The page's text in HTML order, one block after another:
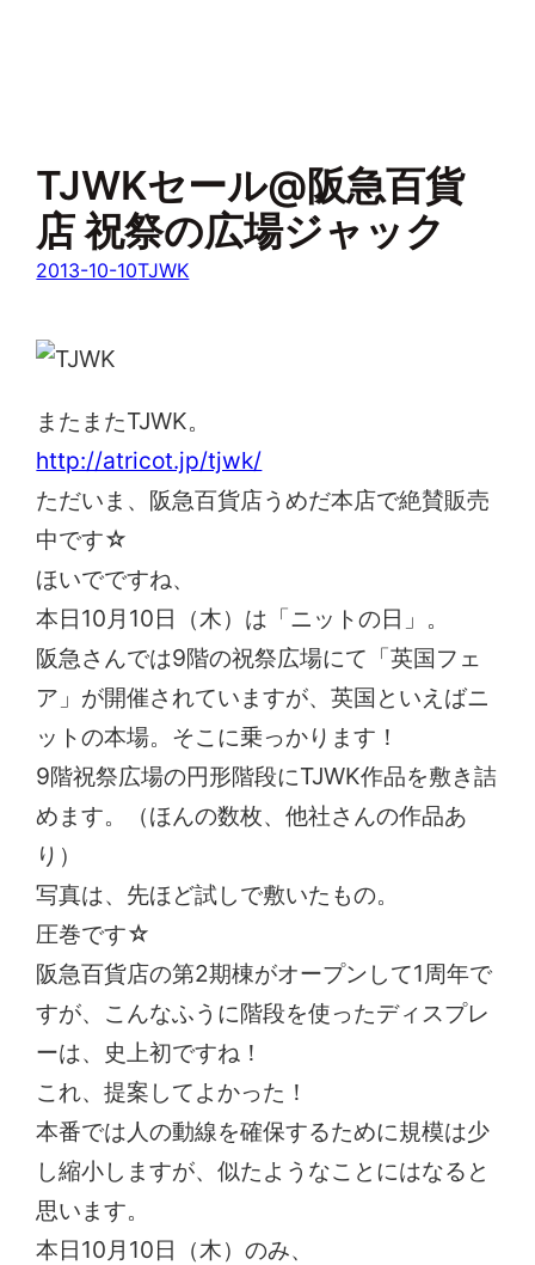
TJWKセール@阪急百貨
店 祝祭の広場ジャック
2013-10-10TJWK
またまたTJWK。
http://atricot.jp/tjwk/
ただいま、阪急百貨店うめだ本店で絶賛販売
中です☆
ほいでですね、
本日10月10日（木）は「ニットの日」。
阪急さんでは9階の祝祭広場にて「英国フェ
ア」が開催されていますが、英国といえばニ
ットの本場。そこに乗っかります！
9階祝祭広場の円形階段にTJWK作品を敷き詰
めます。（ほんの数枚、他社さんの作品あ
り）
写真は、先ほど試しで敷いたもの。
圧巻です☆
阪急百貨店の第2期棟がオープンして1周年で
すが、こんなふうに階段を使ったディスプレ
ーは、史上初ですね！
これ、提案してよかった！
本番では人の動線を確保するために規模は少
し縮小しますが、似たようなことにはなると
思います。
本日10月10日（木）のみ、